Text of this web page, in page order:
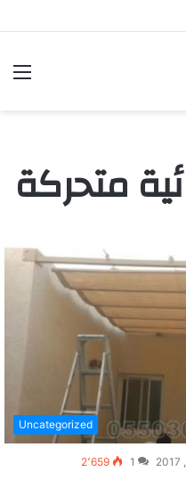
متحركة
Uncategorized
1 2٬659